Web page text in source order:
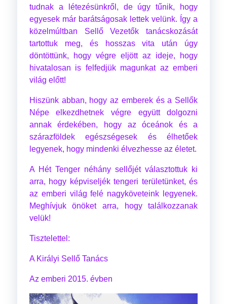
tudnak a létezésünkről, de úgy tűnik, hogy
egyesek már barátságosak lettek velünk. Így a
közelmúltban Sellő Vezetők tanácskozását
tartottuk meg, és hosszas vita után úgy
döntöttünk, hogy végre eljött az ideje, hogy
hivatalosan is felfedjük magunkat az emberi
világ előtt!
Hiszünk abban, hogy az emberek és a Sellők
Népe elkezdhetnek végre együtt dolgozni
annak érdekében, hogy az óceánok és a
szárazföldek egészségesek és élhetőek
legyenek, hogy mindenki élvezhesse az életet.
A Hét Tenger néhány sellőjét választottuk ki
arra, hogy képviseljék tengeri területünket, és
az emberi világ felé nagyköveteink legyenek.
Meghívjuk önöket arra, hogy találkozzanak
velük!
Tisztelettel:
A Királyi Sellő Tanács
Az emberi 2015. évben